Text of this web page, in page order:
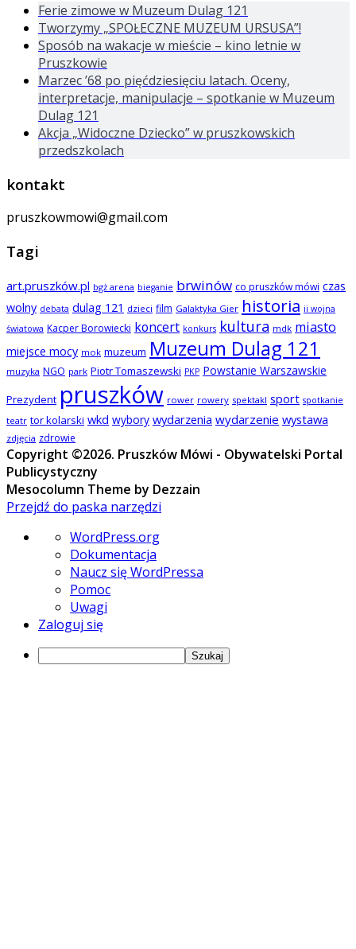
Ferie zimowe w Muzeum Dulag 121
Tworzymy „SPOŁECZNE MUZEUM URSUSA”!
Sposób na wakacje w mieście – kino letnie w
Pruszkowie
Marzec ’68 po pięćdziesięciu latach. Oceny,
interpretacje, manipulacje – spotkanie w Muzeum
Dulag 121
Akcja „Widoczne Dziecko” w pruszkowskich
przedszkolach
kontakt
pruszkowmowi@gmail.com
Tagi
art.pruszków.pl bgż arena bieganie brwinów co pruszków mówi czas
wolny debata dulag 121 dzieci film Galaktyka Gier historia ii wojna
światowa Kacper Borowiecki koncert konkurs kultura mdk miasto
miejsce mocy mok muzeum Muzeum Dulag 121
muzyka NGO park Piotr Tomaszewski PKP Powstanie Warszawskie
Prezydent pruszków rower rowery spektakl sport spotkanie
teatr tor kolarski wkd wybory wydarzenia wydarzenie wystawa
zdjęcia zdrowie
Copyright ©2026. Pruszków Mówi - Obywatelski Portal
Publicystyczny
Mesocolumn Theme by Dezzain
Przejdź do paska narzędzi
WordPressie
WordPress.org
Dokumentacja
Naucz się WordPressa
Pomoc
Uwagi
Zaloguj się
Szukaj